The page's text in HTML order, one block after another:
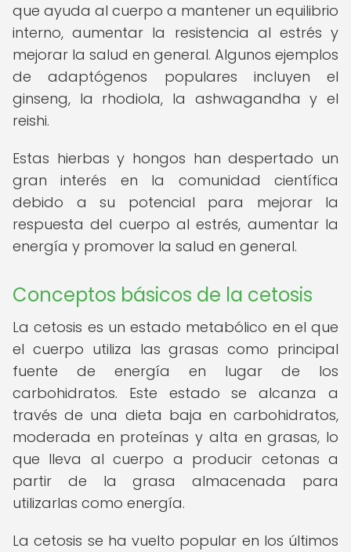
que ayuda al cuerpo a mantener un equilibrio
interno, aumentar la resistencia al estrés y
mejorar la salud en general. Algunos ejemplos
de adaptógenos populares incluyen el
ginseng, la rhodiola, la ashwagandha y el
reishi.
Estas hierbas y hongos han despertado un
gran interés en la comunidad científica
debido a su potencial para mejorar la
respuesta del cuerpo al estrés, aumentar la
energía y promover la salud en general.
Conceptos básicos de la cetosis
La cetosis es un estado metabólico en el que
el cuerpo utiliza las grasas como principal
fuente de energía en lugar de los
carbohidratos. Este estado se alcanza a
través de una dieta baja en carbohidratos,
moderada en proteínas y alta en grasas, lo
que lleva al cuerpo a producir cetonas a
partir de la grasa almacenada para
utilizarlas como energía.
La cetosis se ha vuelto popular en los últimos